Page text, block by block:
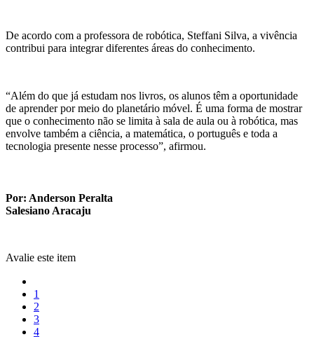
De acordo com a professora de robótica, Steffani Silva, a vivência
contribui para integrar diferentes áreas do conhecimento.
“Além do que já estudam nos livros, os alunos têm a oportunidade
de aprender por meio do planetário móvel. É uma forma de mostrar
que o conhecimento não se limita à sala de aula ou à robótica, mas
envolve também a ciência, a matemática, o português e toda a
tecnologia presente nesse processo”, afirmou.
Por: Anderson Peralta
Salesiano Aracaju
Avalie este item
1
2
3
4